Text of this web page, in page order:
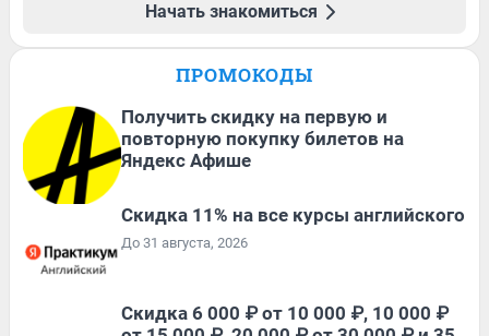
Начать знакомиться
ПРОМОКОДЫ
Получить скидку на первую и
повторную покупку билетов на
Яндекс Афише
Скидка 11% на все курсы английского
До 31 августа, 2026
Скидка 6 000 ₽ от 10 000 ₽, 10 000 ₽